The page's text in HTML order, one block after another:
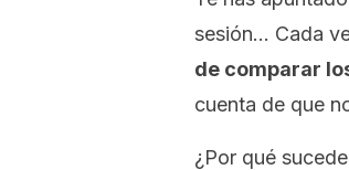
sesión… Cada
de comparar
cuenta de que
¿Por qué